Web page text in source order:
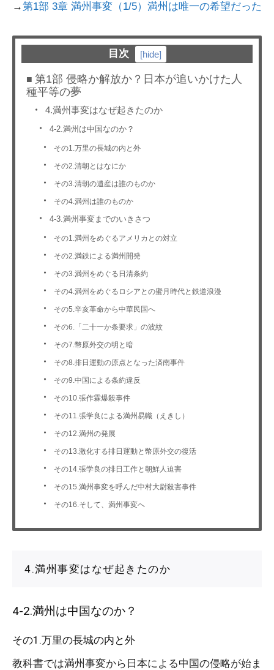
→第1部 3章 満州事変（1/5）満州は唯一の希望だった
目次 [hide]
第1部 侵略か解放か？日本が追いかけた人
種平等の夢
4.満州事変はなぜ起きたのか
4-2.満州は中国なのか？
その1.万里の長城の内と外
その2.清朝とはなにか
その3.清朝の遺産は誰のものか
その4.満州は誰のものか
4-3.満州事変までのいきさつ
その1.満州をめぐるアメリカとの対立
その2.満鉄による満州開発
その3.満州をめぐる日清条約
その4.満州をめぐるロシアとの蜜月時代と鉄道浪漫
その5.辛亥革命から中華民国へ
その6.「二十一か条要求」の波紋
その7.幣原外交の明と暗
その8.排日運動の原点となった済南事件
その9.中国による条約違反
その10.張作霖爆殺事件
その11.張学良による満州易幟（えきし）
その12.満州の発展
その13.激化する排日運動と幣原外交の復活
その14.張学良の排日工作と朝鮮人迫害
その15.満州事変を呼んだ中村大尉殺害事件
その16.そして、満州事変へ
4.満州事変はなぜ起きたのか
4-2.満州は中国なのか？
その1.万里の長城の内と外
教科書では満州事変から日本による中国の侵略が始ま